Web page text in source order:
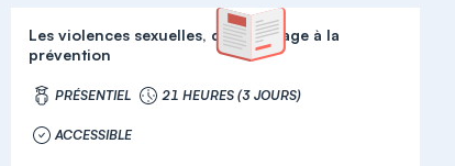
Les violences sexuelles, du dépistage à la
prévention
PRÉSENTIEL 21 HEURES (3 JOURS)
ACCESSIBLE